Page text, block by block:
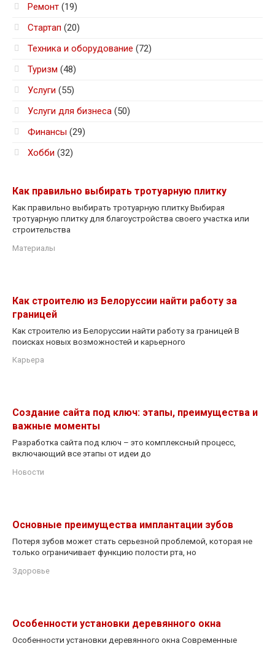
Ремонт (19)
Стартап (20)
Техника и оборудование (72)
Туризм (48)
Услуги (55)
Услуги для бизнеса (50)
Финансы (29)
Хобби (32)
Как правильно выбирать тротуарную плитку
Как правильно выбирать тротуарную плитку Выбирая
тротуарную плитку для благоустройства своего участка или
строительства
Материалы
Как строителю из Белоруссии найти работу за
границей
Как строителю из Белоруссии найти работу за границей В
поисках новых возможностей и карьерного
Карьера
Создание сайта под ключ: этапы, преимущества и
важные моменты
Разработка сайта под ключ – это комплексный процесс,
включающий все этапы от идеи до
Новости
Основные преимущества имплантации зубов
Потеря зубов может стать серьезной проблемой, которая не
только ограничивает функцию полости рта, но
Здоровье
Особенности установки деревянного окна
Особенности установки деревянного окна Современные